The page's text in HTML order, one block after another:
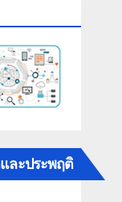
ละประพฤติ